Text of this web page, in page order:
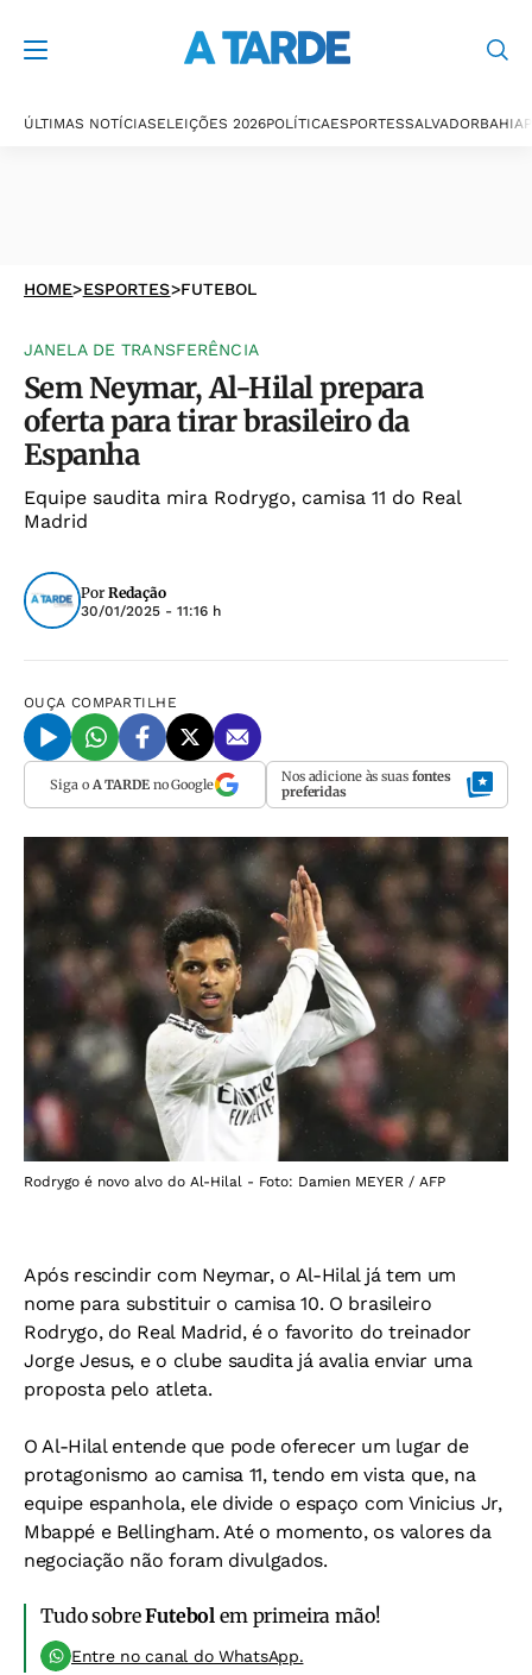
ÚLTIMAS NOTÍCIASELEIÇÕES 2026POLÍTICAESPORTESSALVADORBAHIA
HOME>ESPORTES>FUTEBOL
JANELA DE TRANSFERÊNCIA
Sem Neymar, Al-Hilal prepara
oferta para tirar brasileiro da
Espanha
Equipe saudita mira Rodrygo, camisa 11 do Real
Madrid
Por Redação
30/01/2025 - 11:16 h
OUÇA COMPARTILHE
Siga o A TARDEno Google Nos adicione às suas fontes
preferidas
Rodrygo é novo alvo do Al-Hilal - Foto: Damien MEYER / AFP
Após rescindir com Neymar, o Al-Hilal já tem um
nome para substituir o camisa 10. O brasileiro
Rodrygo, do Real Madrid, é o favorito do treinador
Jorge Jesus, e o clube saudita já avalia enviar uma
proposta pelo atleta.
O Al-Hilal entende que pode oferecer um lugar de
protagonismo ao camisa 11, tendo em vista que, na
equipe espanhola, ele divide o espaço com Vinicius Jr,
Mbappé e Bellingham. Até o momento, os valores da
negociação não foram divulgados.
Tudo sobreFutebol em primeira mão!
Entre no canal do WhatsApp.